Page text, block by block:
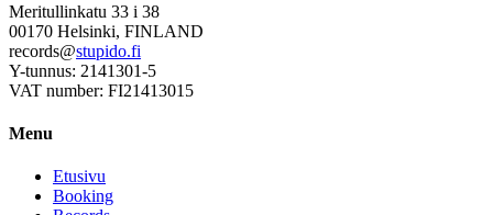
Meritullinkatu 33 i 38
00170 Helsinki, FINLAND
records@stupido.fi
Y-tunnus: 2141301-5
VAT number: FI21413015
Menu
Etusivu
Booking